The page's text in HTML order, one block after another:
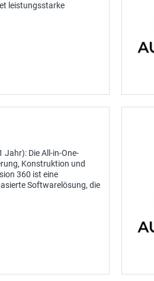
leistungsstarke
Die All-in-One-
Konstruktion und
360 ist eine
Softwarelösung, die